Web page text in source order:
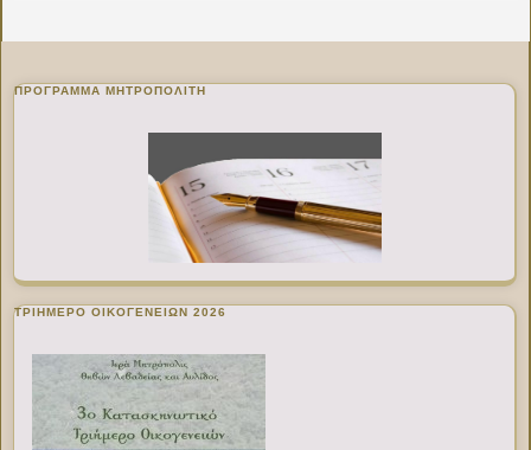
ΠΡΌΓΡΑΜΜΑ ΜΗΤΡΟΠΟΛΊΤΗ
ΤΡΙΗΜΕΡΟ ΟΙΚΟΓΕΝΕΙΩΝ 2026